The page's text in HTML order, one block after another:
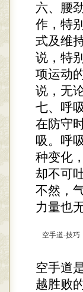
六、腰
作，特
式及维
说，特
项运动
说，无
七、呼
在防守
吸。呼
种变化
却不可
不然，
力量也
空手道-技巧
空手道
越胜败